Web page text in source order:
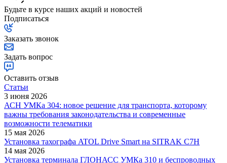
Будьте в курсе наших акций и новостей
Подписаться
Заказать звонок
Задать вопрос
Оставить отзыв
Статьи
3 июня 2026
АСН УМКа 304: новое решение для транспорта, которому
важны требования законодательства и современные
возможности телематики
15 мая 2026
Установка тахографа ATOL Drive Smart на SITRAK C7H
14 мая 2026
Установка терминала ГЛОНАСС УМКа 310 и беспроводных